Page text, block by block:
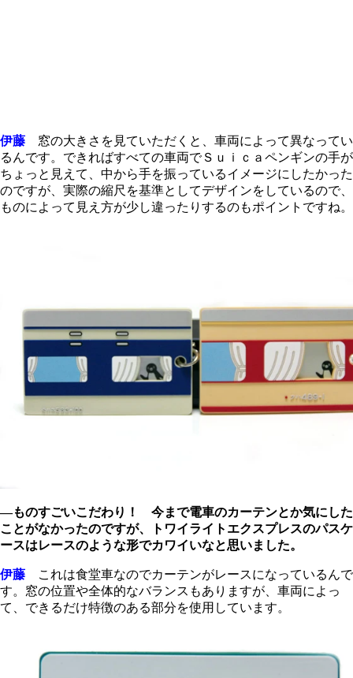
伊藤 窓の大きさを見ていただくと、車両によって異なってい
るんです。できればすべての車両でＳｕｉｃａペンギンの手が
ちょっと見えて、中から手を振っているイメージにしたかった
のですが、実際の縮尺を基準としてデザインをしているので、
ものによって見え方が少し違ったりするのもポイントですね。
―ものすごいこだわり！ 今まで電車のカーテンとか気にした
ことがなかったのですが、トワイライトエクスプレスのパスケ
ースはレースのような形でカワイいなと思いました。
伊藤 これは食堂車なのでカーテンがレースになっているんで
す。窓の位置や全体的なバランスもありますが、車両によっ
て、できるだけ特徴のある部分を使用しています。